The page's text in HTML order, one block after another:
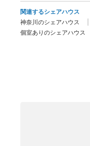
関連するシェアハウス
神奈川のシェアハウス
個室ありのシェアハウス